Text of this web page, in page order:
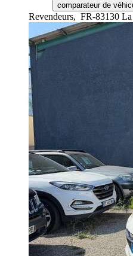
comparateur de
Revendeurs, FR-83130